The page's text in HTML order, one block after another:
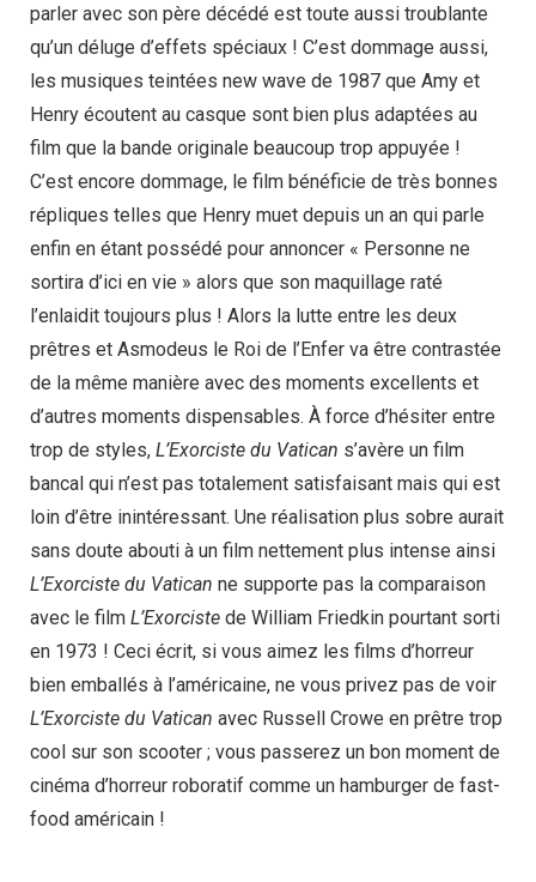
parler avec son père décédé est toute aussi troublante
qu’un déluge d’effets spéciaux ! C’est dommage aussi,
les musiques teintées new wave de 1987 que Amy et
Henry écoutent au casque sont bien plus adaptées au
film que la bande originale beaucoup trop appuyée !
C’est encore dommage, le film bénéficie de très bonnes
répliques telles que Henry muet depuis un an qui parle
enfin en étant possédé pour annoncer « Personne ne
sortira d’ici en vie » alors que son maquillage raté
l’enlaidit toujours plus ! Alors la lutte entre les deux
prêtres et Asmodeus le Roi de l’Enfer va être contrastée
de la même manière avec des moments excellents et
d’autres moments dispensables. À force d’hésiter entre
trop de styles, L’Exorciste du Vatican s’avère un film
bancal qui n’est pas totalement satisfaisant mais qui est
loin d’être inintéressant. Une réalisation plus sobre aurait
sans doute abouti à un film nettement plus intense ainsi
L’Exorciste du Vatican ne supporte pas la comparaison
avec le film L’Exorciste de William Friedkin pourtant sorti
en 1973 ! Ceci écrit, si vous aimez les films d’horreur
bien emballés à l’américaine, ne vous privez pas de voir
L’Exorciste du Vatican avec Russell Crowe en prêtre trop
cool sur son scooter ; vous passerez un bon moment de
cinéma d’horreur roboratif comme un hamburger de fast-
food américain !